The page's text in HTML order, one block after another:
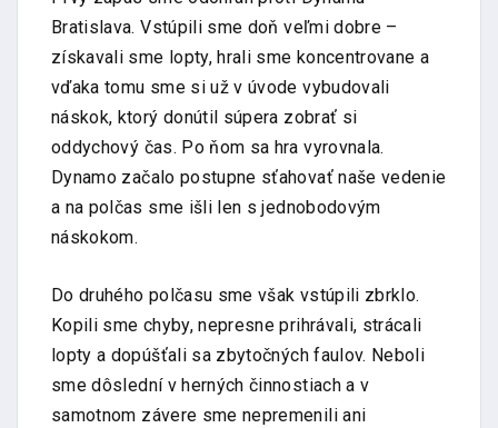
Bratislava. Vstúpili sme doň veľmi dobre –
získavali sme lopty, hrali sme koncentrovane a
vďaka tomu sme si už v úvode vybudovali
náskok, ktorý donútil súpera zobrať si
oddychový čas. Po ňom sa hra vyrovnala.
Dynamo začalo postupne sťahovať naše vedenie
a na polčas sme išli len s jednobodovým
náskokom.
Do druhého polčasu sme však vstúpili zbrklo.
Kopili sme chyby, nepresne prihrávali, strácali
lopty a dopúšťali sa zbytočných faulov. Neboli
sme dôslední v herných činnostiach a v
samotnom závere sme nepremenili ani